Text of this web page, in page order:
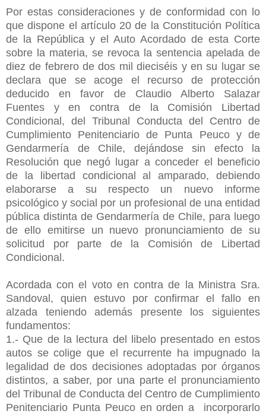
Por estas consideraciones y de conformidad con lo
que dispone el artículo 20 de la Constitución Política
de la República y el Auto Acordado de esta Corte
sobre la materia, se revoca la sentencia apelada de
diez de febrero de dos mil dieciséis y en su lugar se
declara que se acoge el recurso de protección
deducido en favor de Claudio Alberto Salazar
Fuentes y en contra de la Comisión Libertad
Condicional, del Tribunal Conducta del Centro de
Cumplimiento Penitenciario de Punta Peuco y de
Gendarmería de Chile, dejándose sin efecto la
Resolución que negó lugar a conceder el beneficio
de la libertad condicional al amparado, debiendo
elaborarse a su respecto un nuevo informe
psicológico y social por un profesional de una entidad
pública distinta de Gendarmería de Chile, para luego
de ello emitirse un nuevo pronunciamiento de su
solicitud por parte de la Comisión de Libertad
Condicional.
Acordada con el voto en contra de la Ministra Sra.
Sandoval, quien estuvo por confirmar el fallo en
alzada teniendo además presente los siguientes
fundamentos:
1.- Que de la lectura del libelo presentado en estos
autos se colige que el recurrente ha impugnado la
legalidad de dos decisiones adoptadas por órganos
distintos, a saber, por una parte el pronunciamiento
del Tribunal de Conducta del Centro de Cumplimiento
Penitenciario Punta Peuco en orden a incorporarlo